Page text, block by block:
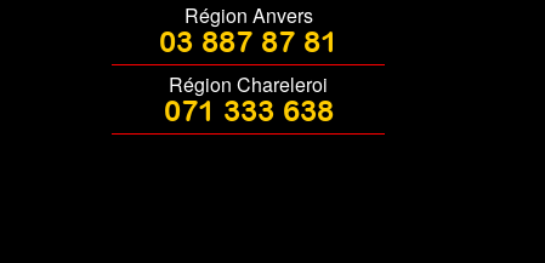
Région Anvers
03 887 87 81
Région Chareleroi
071 333 638